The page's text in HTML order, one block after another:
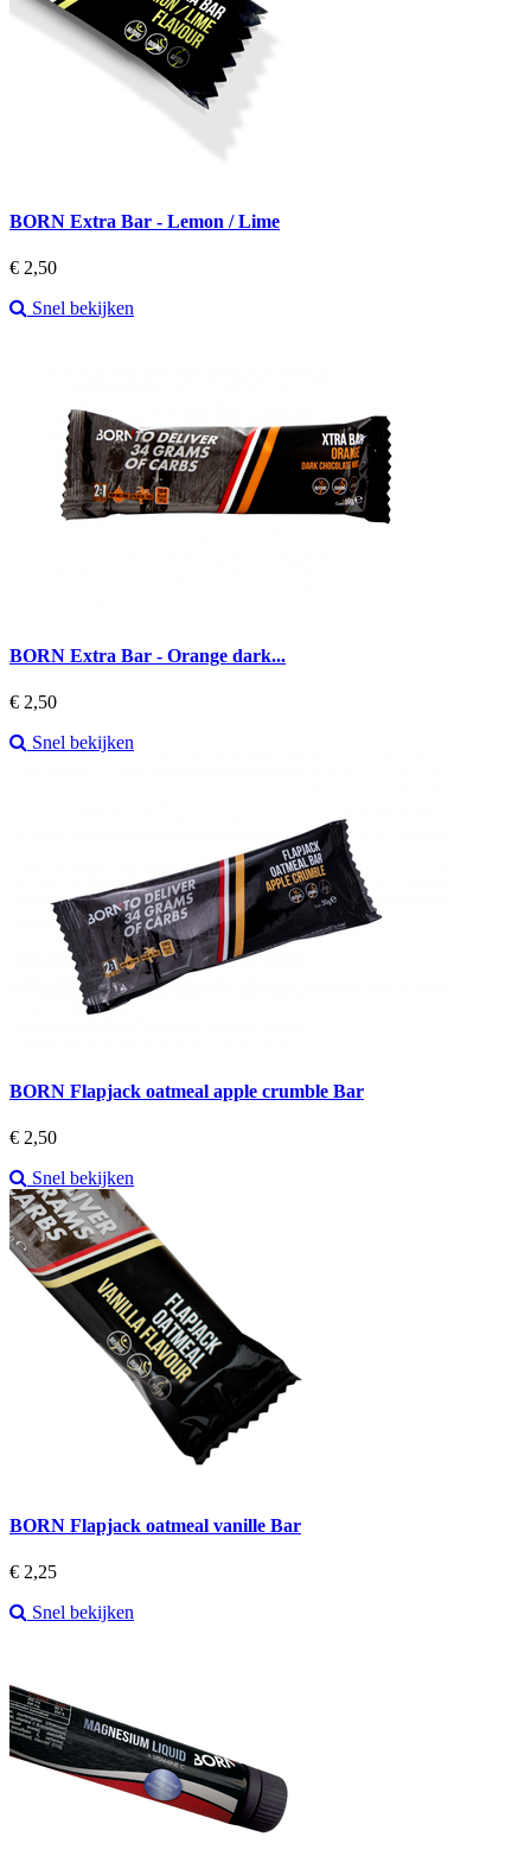
BORN Extra Bar - Lemon / Lime
Prijs
€ 2,50
Snel bekijken
BORN Extra Bar - Orange dark...
Prijs
€ 2,50
Snel bekijken
BORN Flapjack oatmeal apple crumble Bar
Prijs
€ 2,50
Snel bekijken
BORN Flapjack oatmeal vanille Bar
Prijs
€ 2,25
Snel bekijken